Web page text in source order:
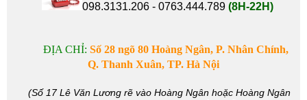
098.3131.206 - 0763.444.789 (8H-22H)
ĐỊA CHỈ: Số 28 ngõ 80 Hoàng Ngân, P. Nhân Chính,
Q. Thanh Xuân, TP. Hà Nội
(Số 17 Lê Văn Lương rẽ vào Hoàng Ngân hoặc Hoàng Ngân